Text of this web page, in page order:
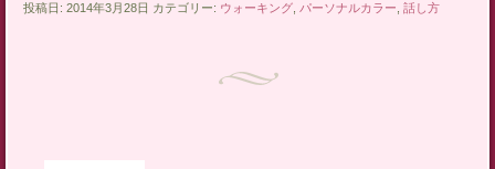
投稿日: 2014年3月28日 カテゴリー: ウォーキング パーソナルカラー ,話し方